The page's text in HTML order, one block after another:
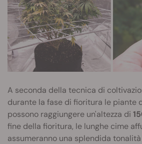
A seconda della tecnica di
durante la fase di fioritura le piante
possono raggiungere un'altezza di
fine della fioritura, le lunghe cime
assumeranno una splendida